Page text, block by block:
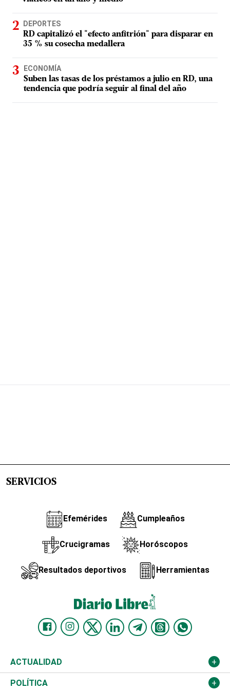
DEPORTES
RD capitalizó el "efecto anfitrión" para disparar en
35 % su cosecha medallera
ECONOMÍA
Suben las tasas de los préstamos a julio en RD, una
tendencia que podría seguir al final del año
SERVICIOS
Efemérides Cumpleaños
Crucigramas Horóscopos
Resultados deportivos Herramientas
ACTUALIDAD
Nacional
POLÍTICA